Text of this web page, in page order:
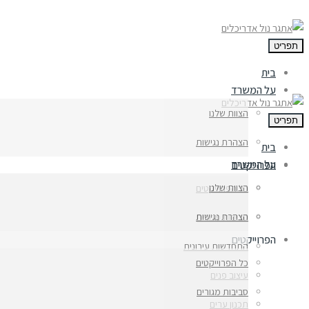
תפריט
בית
על המשרד
הצוות שלנו
הצהרת נגישות
הפרוייקטים
כל הפרוייקטים
סביבות מגורים
התחדשות עירונית
עיצוב פנים
תכנון ערים
תפריט
בית
על המשרד
הצוות שלנו
הצהרת נגישות
הפרוייקטים
כל הפרוייקטים
סביבות מגורים